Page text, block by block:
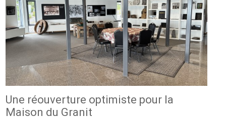
Une réouverture optimiste pour la
Maison du Granit